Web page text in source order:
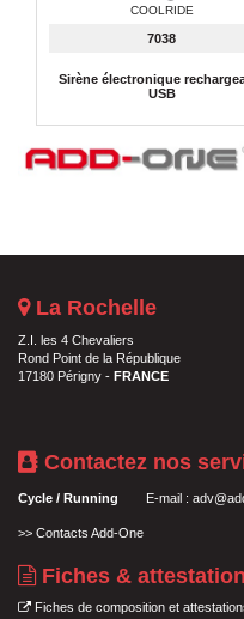
COOLRIDE
7038
Sirène électronique
USB
La Rochelle
Z.I. les 4 Chevaliers
Rond Point de la République
17180 Périgny - FRANCE
Contactez nos
Cycle / Running E-mail :
>> Contacts Add-One
Fiches &
Fiches de composition et